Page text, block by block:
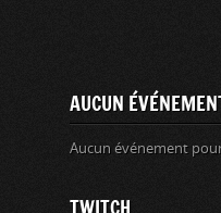
AUCUN
Aucun événement